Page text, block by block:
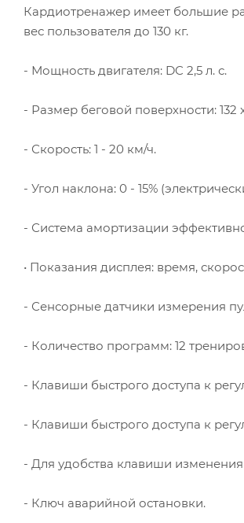
Кардиотренажер имеет большие
вес пользователя до 130 кг.
- Мощность двигателя: DC 2,5 л. с.
- Размер беговой поверхности: 132
- Скорость: 1 - 20 км/ч.
- Угол наклона: 0 - 15%
- Система амортизации
• Показания дисплея: время,
- Сенсорные датчики измерения
- Количество программ: 12
- Клавиши быстрого доступа к
- Клавиши быстрого доступа к
- Для удобства клавиши изменения
- Ключ аварийной остановки.